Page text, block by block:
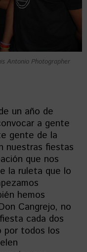
Antonio Photographer
un año de
a gente
gente de la
nuestras fiestas
que nos
la ruleta que lo
hemos
Cangrejo, no
cada dos
por todos los